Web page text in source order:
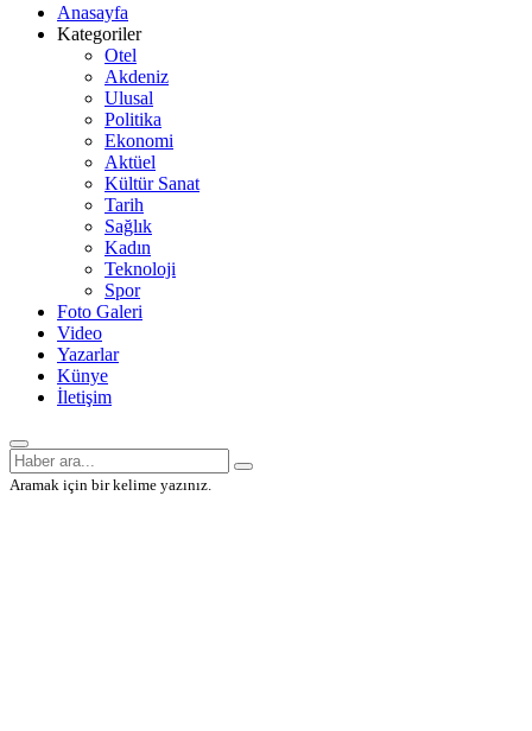
Anasayfa
Kategoriler
Otel
Akdeniz
Ulusal
Politika
Ekonomi
Aktüel
Kültür Sanat
Tarih
Sağlık
Kadın
Teknoloji
Spor
Foto Galeri
Video
Yazarlar
Künye
İletişim
Aramak için bir kelime yazınız.